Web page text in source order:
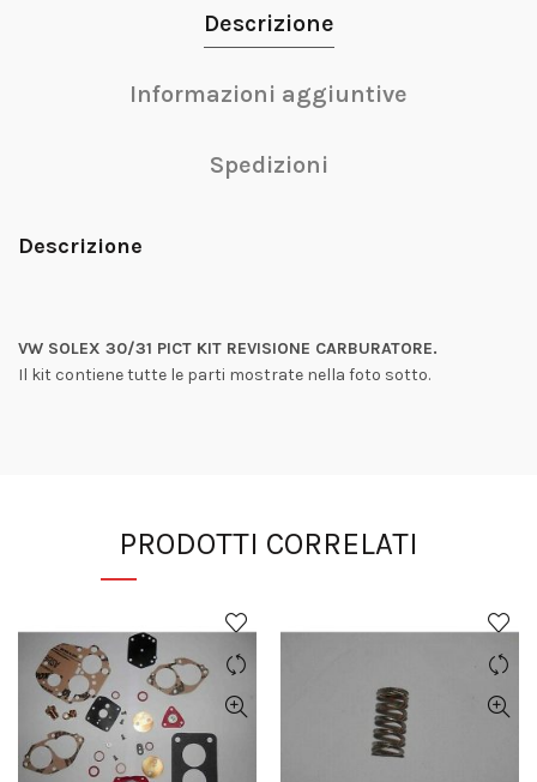
Descrizione
Informazioni aggiuntive
Spedizioni
Descrizione
VW SOLEX 30/31 PICT KIT REVISIONE CARBURATORE.
Il kit contiene tutte le parti mostrate nella foto sotto.
PRODOTTI CORRELATI